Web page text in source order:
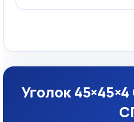
Уголок